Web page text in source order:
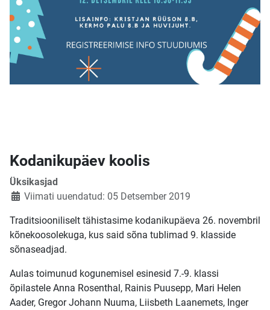
Kodanikupäev koolis
Üksikasjad
Viimati uuendatud: 05 Detsember 2019
Traditsiooniliselt tähistasime kodanikupäeva 26. novembril
kõnekoosolekuga, kus said sõna tublimad 9. klasside
sõnaseadjad.
Aulas toimunud kogunemisel esinesid 7.-9. klassi
õpilastele Anna Rosenthal, Rainis Puusepp, Mari Helen
Aader, Gregor Johann Nuuma, Liisbeth Laanemets, Inger